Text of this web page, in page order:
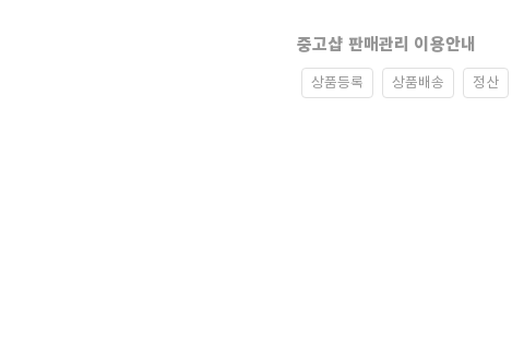
중고샵 판매관리 이용안내
상품등록 상품배송 정산